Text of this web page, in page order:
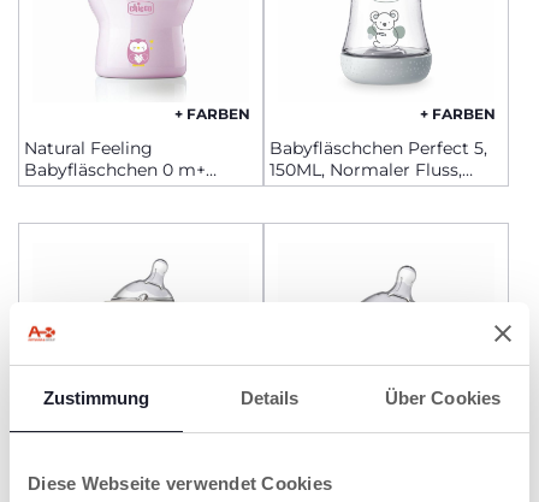
Zustimmung Details Über Cookies
Diese Webseite verwendet Cookies
+ FARBEN
Natural Feeling
Babyfläschchen 0 m+
150ml langsamer Fluss
+ FARBEN
Babyfläschchen Perfect 5,
150ML, Normaler Fluss,
Silikon